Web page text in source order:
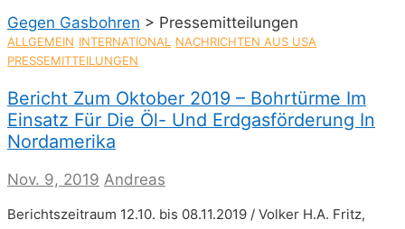
Gegen Gasbohren > Pressemitteilungen
ALLGEMEIN INTERNATIONAL NACHRICHTEN AUS USA
PRESSEMITTEILUNGEN
Bericht Zum Oktober 2019 – Bohrtürme Im
Einsatz Für Die Öl- Und Erdgasförderung In
Nordamerika
Nov. 9, 2019 Andreas
Berichtszeitraum 12.10. bis 08.11.2019 / Volker H.A. Fritz,